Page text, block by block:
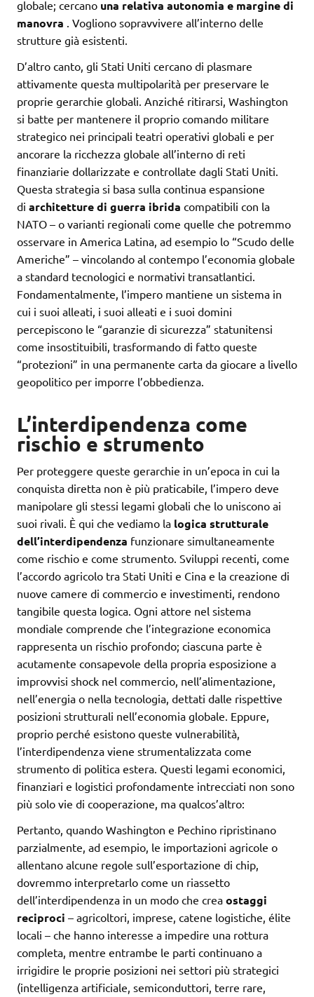
globale; cercano una relativa autonomia e margine di
manovra . Vogliono sopravvivere all’interno delle
strutture già esistenti.
D’altro canto, gli Stati Uniti cercano di plasmare
attivamente questa multipolarità per preservare le
proprie gerarchie globali. Anziché ritirarsi, Washington
si batte per mantenere il proprio comando militare
strategico nei principali teatri operativi globali e per
ancorare la ricchezza globale all’interno di reti
finanziarie dollarizzate e controllate dagli Stati Uniti.
Questa strategia si basa sulla continua espansione
di architetture di guerra ibrida compatibili con la
NATO – o varianti regionali come quelle che potremmo
osservare in America Latina, ad esempio lo “Scudo delle
Americhe” – vincolando al contempo l’economia globale
a standard tecnologici e normativi transatlantici.
Fondamentalmente, l’impero mantiene un sistema in
cui i suoi alleati, i suoi alleati e i suoi domini
percepiscono le “garanzie di sicurezza” statunitensi
come insostituibili, trasformando di fatto queste
“protezioni” in una permanente carta da giocare a livello
geopolitico per imporre l’obbedienza.
L’interdipendenza come
rischio e strumento
Per proteggere queste gerarchie in un’epoca in cui la
conquista diretta non è più praticabile, l’impero deve
manipolare gli stessi legami globali che lo uniscono ai
suoi rivali. È qui che vediamo la logica strutturale
dell’interdipendenza funzionare simultaneamente
come rischio e come strumento. Sviluppi recenti, come
l’accordo agricolo tra Stati Uniti e Cina e la creazione di
nuove camere di commercio e investimenti, rendono
tangibile questa logica. Ogni attore nel sistema
mondiale comprende che l’integrazione economica
rappresenta un rischio profondo; ciascuna parte è
acutamente consapevole della propria esposizione a
improvvisi shock nel commercio, nell’alimentazione,
nell’energia o nella tecnologia, dettati dalle rispettive
posizioni strutturali nell’economia globale. Eppure,
proprio perché esistono queste vulnerabilità,
l’interdipendenza viene strumentalizzata come
strumento di politica estera. Questi legami economici,
finanziari e logistici profondamente intrecciati non sono
più solo vie di cooperazione, ma qualcos’altro:
Pertanto, quando Washington e Pechino ripristinano
parzialmente, ad esempio, le importazioni agricole o
allentano alcune regole sull’esportazione di chip,
dovremmo interpretarlo come un riassetto
dell’interdipendenza in un modo che crea ostaggi
reciproci – agricoltori, imprese, catene logistiche, élite
locali – che hanno interesse a impedire una rottura
completa, mentre entrambe le parti continuano a
irrigidire le proprie posizioni nei settori più strategici
(intelligenza artificiale, semiconduttori, terre rare,